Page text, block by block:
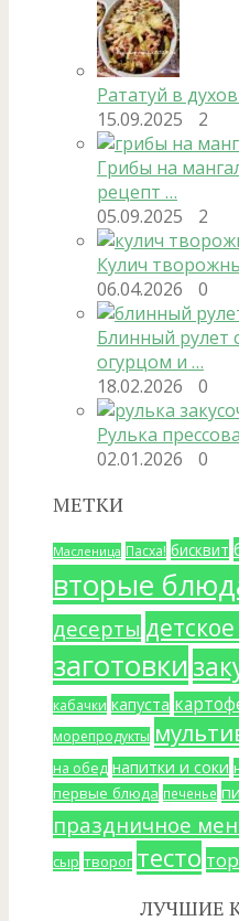
Рататуй в
15.09.2025
2
Грибы на
рецепт …
05.09.2025
2
Кулич
06.04.2026
0
Блинный
огурцом и …
18.02.2026
0
Рулька
02.01.2026
0
МЕТКИ
Масленица Пасха! бисквит
вторые
десерты
заготовки
кабачки капуста
морепродукты
на обед напитки и соки
первые блюда печенье
праздничное
сыр творог тесто
ЛУЧШИЕ